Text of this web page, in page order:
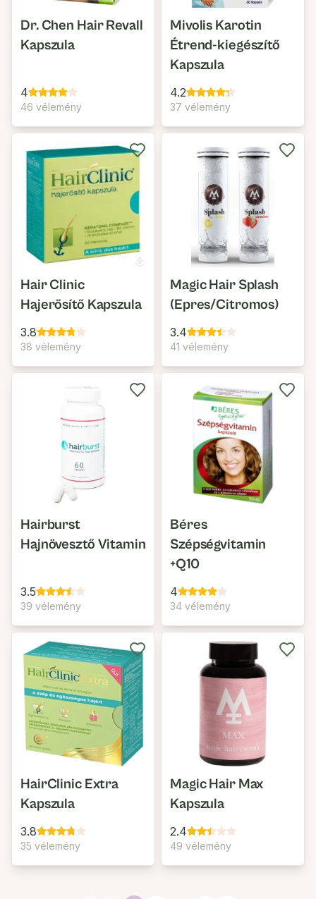
Dr. Chen Hair Revall
Kapszula
4
46 vélemény
Mivolis Karotin
Étrend-kiegészítő
Kapszula
4.2
37 vélemény
Hair Clinic
Hajerősítő Kapszula
3.8
38 vélemény
Magic Hair Splash
(Epres/Citromos)
3.4
41 vélemény
Hairburst
Hajnövesztő Vitamin
3.5
39 vélemény
Béres
Szépségvitamin
+Q10
4
34 vélemény
HairClinic Extra
Kapszula
3.8
35 vélemény
Magic Hair Max
Kapszula
2.4
49 vélemény